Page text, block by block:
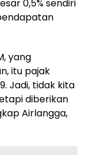
0,5% sendiri
yang
itu pajak
Jadi, tidak kita
diberikan
Airlangga,